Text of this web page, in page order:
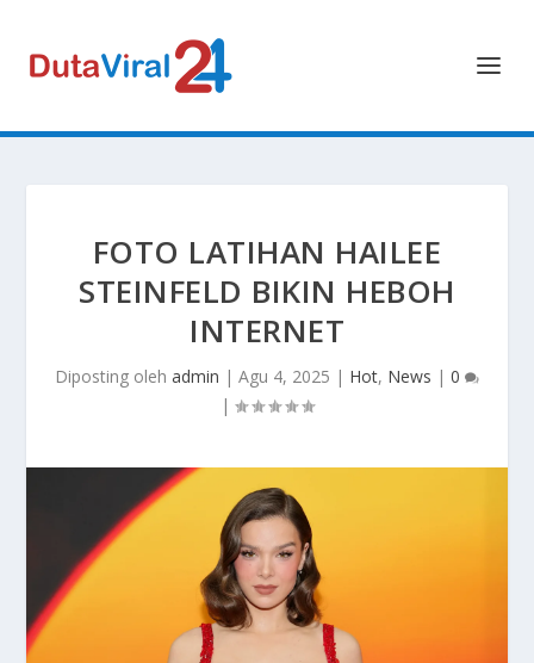
FOTO LATIHAN HAILEE
STEINFELD BIKIN HEBOH
INTERNET
Diposting oleh admin | Agu 4, 2025 | Hot, News | 0
|